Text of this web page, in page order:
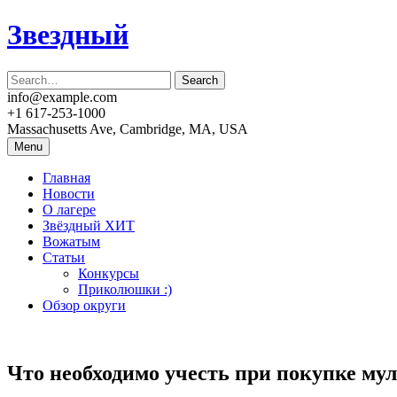
Skip
to
Звездный
info@example.com
+1 617-253-1000
Massachusetts Ave, Cambridge, MA, USA
Menu
Главная
Новости
О лагере
Звёздный ХИТ
Вожатым
Статьи
Конкурсы
Приколюшки :)
Обзор округи
Что необходимо учесть при покупке